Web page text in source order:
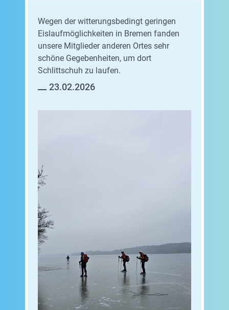
Wegen der witterungsbedingt geringen
Eislaufmöglichkeiten in Bremen fanden
unsere Mitglieder anderen Ortes sehr
schöne Gegebenheiten, um dort
Schlittschuh zu laufen.
23.02.2026